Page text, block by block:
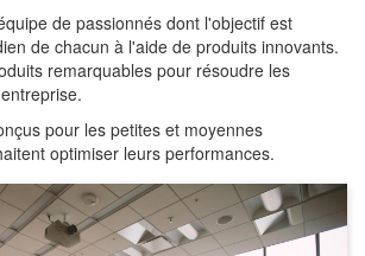
de passionnés dont l'objectif est
de chacun à l'aide de produits innovants.
remarquables pour résoudre les
pour les petites et moyennes
optimiser leurs performances.